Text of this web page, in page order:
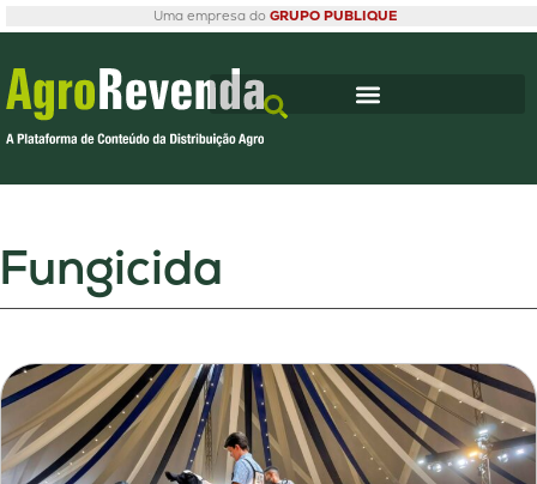
Uma empresa do GRUPO PUBLIQUE
Fungicida